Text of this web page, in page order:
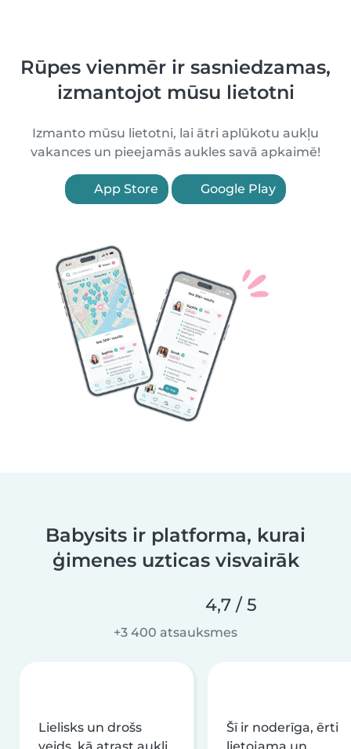
Rūpes vienmēr ir sasniedzamas,
izmantojot mūsu lietotni
Izmanto mūsu lietotni, lai ātri aplūkotu aukļu
vakances un pieejamās aukles savā apkaimē!
App Store Google Play
Babysits ir platforma, kurai
ģimenes uzticas visvairāk
4,7 / 5
+3 400 atsauksmes
Lielisks un drošs
Šī ir noderīga, ērti